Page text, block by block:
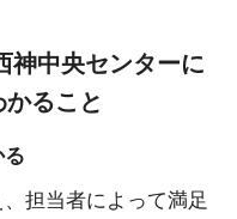
神中央センターに
ること
担当者によって満足